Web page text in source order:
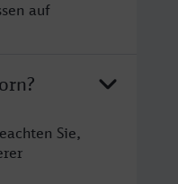
auf
Sie,